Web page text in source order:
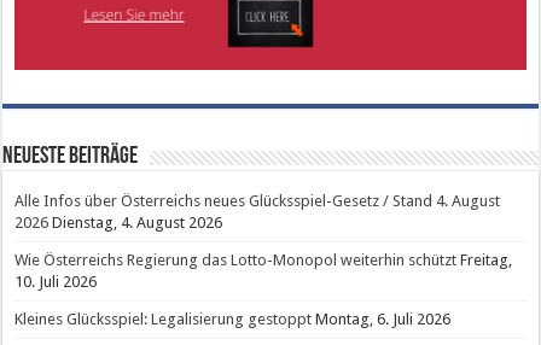
Neueste Beiträge
Alle Infos über Österreichs neues Glücksspiel-Gesetz / Stand 4. August
2026 Dienstag, 4. August 2026
Wie Österreichs Regierung das Lotto-Monopol weiterhin schützt Freitag,
10. Juli 2026
Kleines Glücksspiel: Legalisierung gestoppt Montag, 6. Juli 2026